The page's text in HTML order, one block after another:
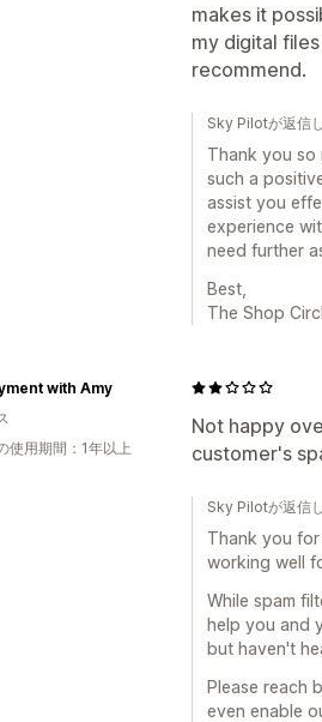
makes it
my digital
recommend.
Sky Pilotが返信
Thank you so
such a
assist you
experience
need further
Best,
The Shop
Not happy
customer's
with Amy
使用期間：1年以上
Sky Pilotが返信
Thank you
working well
While spam
help you and
but haven't
Please reach
even enable